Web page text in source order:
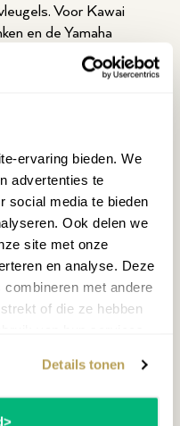
ervaring bieden. We
advertenties te
social media te bieden
Ook delen we
site met onze
en analyse. Deze
met andere
of die ze hebben
Details tonen
Voor Kawai
en de Yamaha
Imperial.
wel over meer
Watt van de
ES-
P-515
en
instrumenten.
lijkt op het
welke klank u